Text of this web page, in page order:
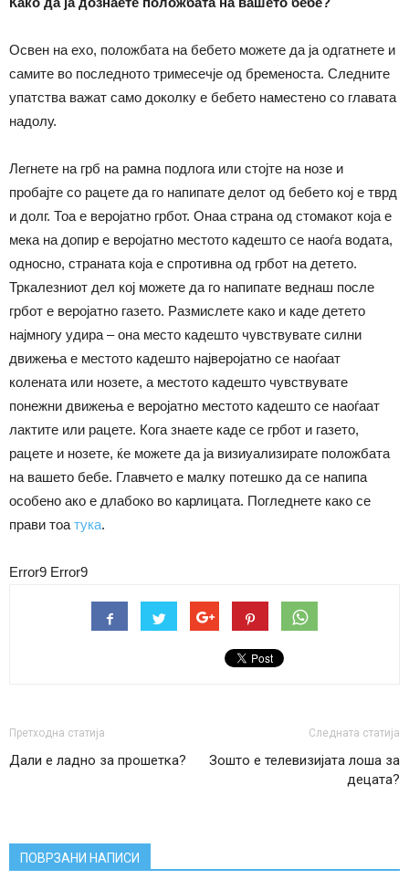
Освен на ехо, положбата на бебето можете да ја одгатнете и
самите во последното тримесечје од бременоста. Следните
упатства важат само доколку е бебето наместено со главата
надолу.
Легнете на грб на рамна подлога или стојте на нозе и
пробајте со рацете да го напипате делот од бебето кој е тврд
и долг. Тоа е веројатно грбот. Онаа страна од стомакот која е
мека на допир е веројатно местото кадешто се наоѓа водата,
односно, страната која е спротивна од грбот на детето.
Тркалезниот дел кој можете да го напипате веднаш после
грбот е веројатно газето. Размислете како и каде детето
најмногу удира – она место кадешто чувствувате силни
движења е местото кадешто најверојатно се наоѓаат
колената или нозете, а местото кадешто чувствувате
понежни движења е веројатно местото кадешто се наоѓаат
лактите или рацете. Кога знаете каде се грбот и газето,
рацете и нозете, ќе можете да ја визиуализирате положбата
на вашето бебе. Главчето е малку потешко да се напипа
особено ако е длабоко во карлицата. Погледнете како се
прави тоатука.
Error9 Error9
Претходна статија
Дали е ладно за прошетка?
Следната статија
Зошто е телевизијата лоша за
децата?
ПОВРЗАНИ НАПИСИ